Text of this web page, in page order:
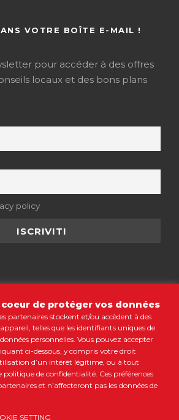
VOTRE BOÎTE E-MAIL !
pour accéder à des offres
locaux et des bons plans
policy
•CGV• POLITIQUE DE CONFIDENTIALITÉ
•PLAN DU SITE
MARSEILLE • TOUS DROITS
RÉSERVÉS
CONNECTÉS
de protéger vos données
partenaires stockent et/ou accèdent à des
telles que les identifiants uniques de
personnelles. Vous pouvez accepter
ci-dessous, y compris votre droit
d’un intérêt légitime, ou à tout
de confidentialité. Ces préférences
et n’affecteront pas les données de
SETTING